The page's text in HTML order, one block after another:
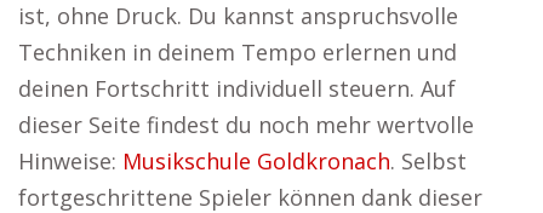
ist, ohne Druck. Du kannst anspruchsvolle
Techniken in deinem Tempo erlernen und
deinen Fortschritt individuell steuern. Auf
dieser Seite findest du noch mehr wertvolle
Hinweise: Musikschule Goldkronach. Selbst
fortgeschrittene Spieler können dank dieser